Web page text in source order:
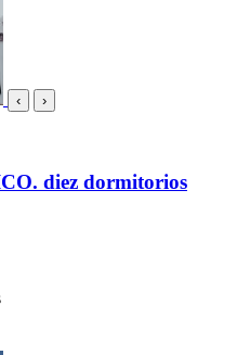
‹ ›
diez dormitorios